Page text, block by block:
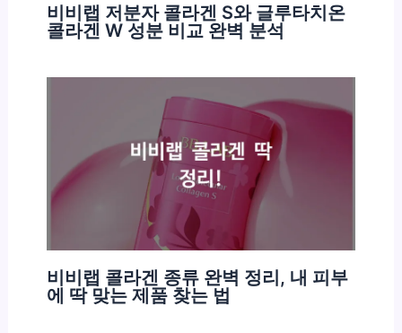
비비랩 저분자 콜라겐 S와 글루타치온
콜라겐 W 성분 비교 완벽 분석
비비랩 콜라겐 종류 완벽 정리, 내 피부
에 딱 맞는 제품 찾는 법